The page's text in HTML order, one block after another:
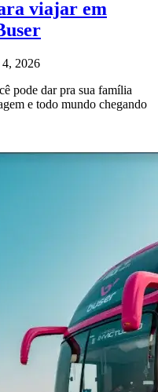
viajar em
2026
pode dar pra sua família
e todo mundo chegando